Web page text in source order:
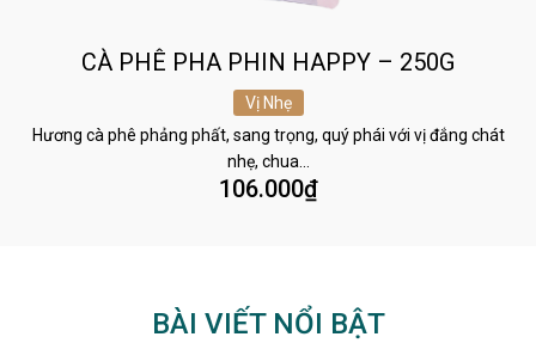
CÀ PHÊ PHA PHIN HAPPY – 250G
Vị Nhẹ
Hương cà phê phảng phất, sang trọng, quý phái với vị đắng chát
nhẹ, chua…
106.000₫
BÀI VIẾT NỔI BẬT